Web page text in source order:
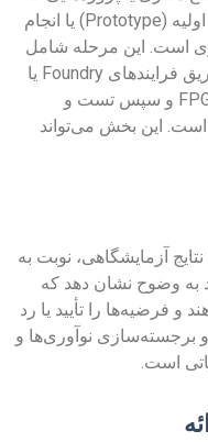
جنبه عملی پررنگی دارند، ساخت نمونه اولیه (Prototype) یا انجام
است. این مرحله شامل
ساخت تراشه (Chip Fabrication) از طریق فرایندهای Foundry یا
پیاده‌سازی روی بردهای توسعه مانند FPGA و سپس تست و
است. این بخش می‌تواند
آزمایشگاهی، نوبت به
به وضوح نشان دهد که
و فرضیه‌ها را تأیید یا رد
و برجسته‌سازی نوآوری‌ها و
است.